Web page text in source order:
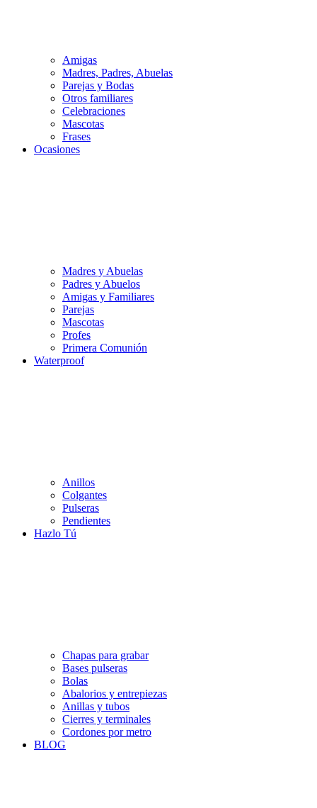
Amigas
Madres, Padres, Abuelas
Parejas y Bodas
Otros familiares
Celebraciones
Mascotas
Frases
Ocasiones
Madres y Abuelas
Padres y Abuelos
Amigas y Familiares
Parejas
Mascotas
Profes
Primera Comunión
Waterproof
Anillos
Colgantes
Pulseras
Pendientes
Hazlo Tú
Chapas para grabar
Bases pulseras
Bolas
Abalorios y entrepiezas
Anillas y tubos
Cierres y terminales
Cordones por metro
BLOG